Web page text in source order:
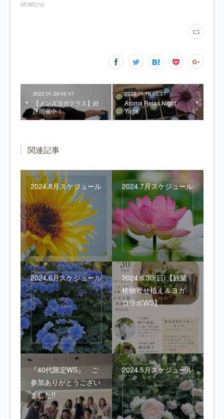
NEWS(73)
2022.01.28 05:47
【メンズヨガクラス】好
評開催中！
2022.01.19 00:37
Aroma Relax Night
Yoga
関連記事
2024.8月スケジュール 2024.7月スケジュール
2024.6月スケジュール
2024.6.30(日)【観葉
植物寄せ植え＆ヨガ
コラボWS】
『40代限定WS』 ご
参加ありがとうござい
ました!!
2024.5月スケジュール